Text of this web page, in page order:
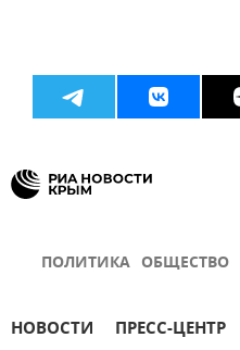
ПОЛИТИКА ОБЩЕСТВО
НОВОСТИ ПРЕСС-ЦЕНТР